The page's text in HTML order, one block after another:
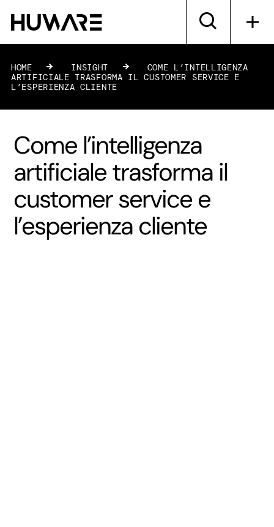
HOME » INSIGHT »
COME L’INTELLIGENZA
ARTIFICIALE TRASFORMA IL CUSTOMER SERVICE E
L’ESPERIENZA CLIENTE
Come l’intelligenza
artificiale trasforma il
customer service e
l’esperienza cliente